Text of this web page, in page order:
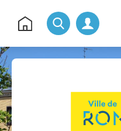
Accéder au menu
Retour
l'accueil
Rechercher